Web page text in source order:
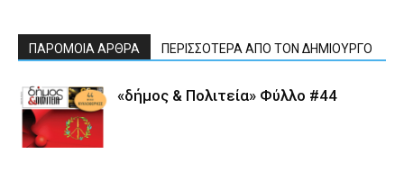
ΠΑΡΟΜΟΙΑ ΑΡΘΡΑ ΠΕΡΙΣΣΟΤΕΡΑ ΑΠΟ ΤΟΝ ΔΗΜΙΟΥΡΓΟ
«δήμος & Πολιτεία» Φύλλο #44